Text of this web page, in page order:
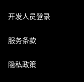
开发人员登录
服务条款
隐私政策